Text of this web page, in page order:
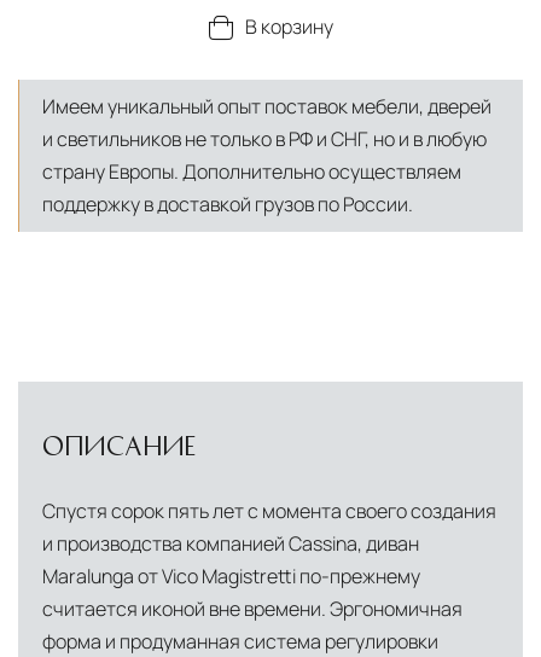
В корзину
Имеем уникальный опыт поставок мебели, дверей
и светильников не только в РФ и СНГ, но и в любую
страну Европы. Дополнительно осуществляем
поддержку в доставкой грузов по России.
ОПИСАНИЕ
Спустя сорок пять лет с момента своего создания
и производства компанией Cassina, диван
Maralunga от Vico Magistretti по-прежнему
считается иконой вне времени. Эргономичная
форма и продуманная система регулировки